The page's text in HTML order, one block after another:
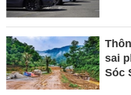
sai
Sóc